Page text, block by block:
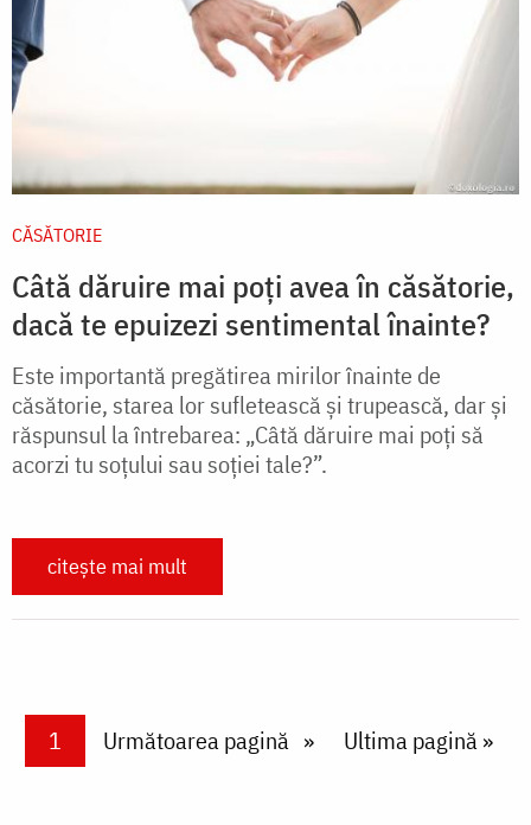
CĂSĂTORIE
Câtă dăruire mai poți avea în căsătorie,
dacă te epuizezi sentimental înainte?
Este importantă pregătirea mirilor înainte de
căsătorie, starea lor sufletească și trupească, dar și
răspunsul la întrebarea: „Câtă dăruire mai poți să
acorzi tu soțului sau soției tale?”.
citește mai mult
PaginareCurrent page
1 Next page
Următoarea pagină Last page
Ultima pagină »